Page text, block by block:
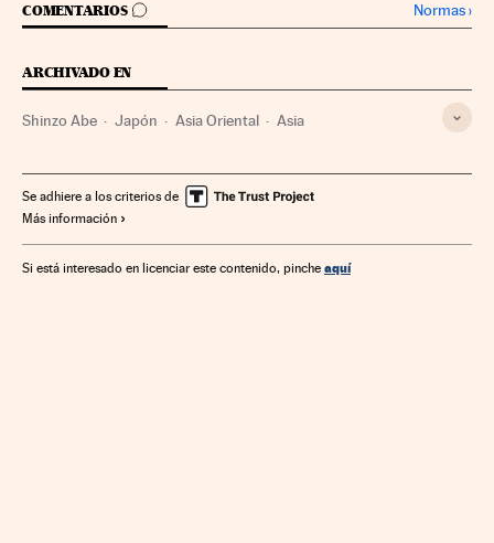
COMENTARIOS
IR A LOS COMENTARIOS Normas›
ARCHIVADO EN
Shinzo Abe Japón Asia Oriental Asia
Se adhiere a los criterios de
Más información
Si está interesado en licenciar este contenido, pinche aquí